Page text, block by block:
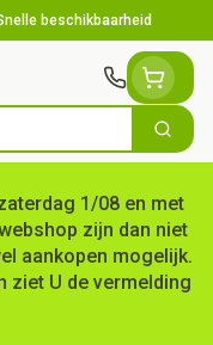
beschikbaarheid
Zoek
1/08 en met
zijn dan niet
aankopen mogelijk.
ziet U de vermelding